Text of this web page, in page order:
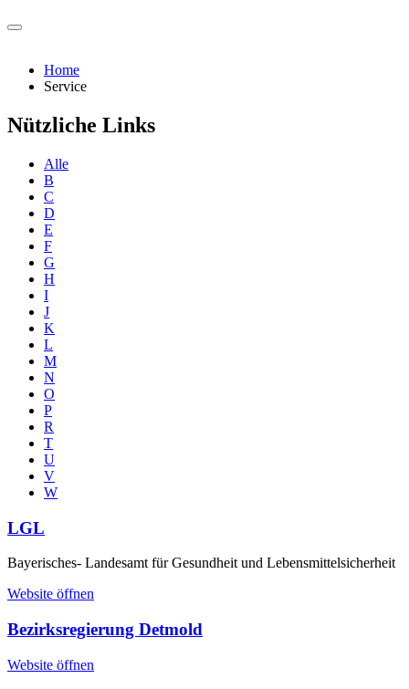
Home
Service
Nützliche Links
Alle
B
C
D
E
F
G
H
I
J
K
L
M
N
O
P
R
T
U
V
W
LGL
Bayerisches- Landesamt für Gesundheit und Lebensmittelsicherheit
Website öffnen
Bezirksregierung Detmold
Website öffnen